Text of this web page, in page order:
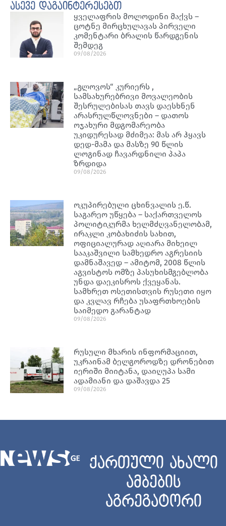
ასევე დაგაინტერესებთ
ყველაფრის მოლოდინი მაქვს –
ცოტნე მირცხულავას პირველი
კომენტარი ბრალის წარდგენის
შემდეგ
09/08/2026
„გლოვოს“ კურიერს ,
სამსახურებრივი მოვალეობის
შესრულებისას თავს დაესხნენ
არასრულწლოვნები – დათოს
ოჯახური მდგომარეობა
უკიდურესად მძიმეა: მას არ ჰყავს
დედ-მამა და მასზე 90 წლის
ლოგინად ჩავარდნილი პაპა
ზრდიდა
09/08/2026
ოკუპირებული ცხინვალის ე.წ.
საგარეო უწყება – საქართველოს
პოლიტიკურმა ხელმძღვანელობამ,
ირაკლი კობახიძის სახით,
ოფიციალურად აღიარა მიხეილ
სააკაშვილი სამხედრო აგრესიის
დამნაშავედ – ამიტომ, 2008 წლის
აგვისტოს ომზე პასუხისმგებლობა
უნდა დაეკისროს ქვეყანას.
სამხრეთ ოსეთისთვის რუსეთი იყო
და კვლავ რჩება უსაფრთხოების
საიმედო გარანტად
09/08/2026
რუსული მხარის ინფორმაციით,
უკრაინამ ბელგოროდზე დრონებით
იერიში მიიტანა, დაიღუპა სამი
ადამიანი და დაშავდა 25
09/08/2026
ქართული ახალი
ამბების
აგრეგატორი